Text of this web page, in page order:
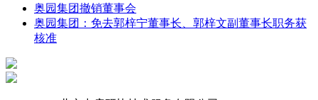
奥园集团撤销董事会
奥园集团：免去郭梓宁董事长、郭梓文副董事长职务获
核准